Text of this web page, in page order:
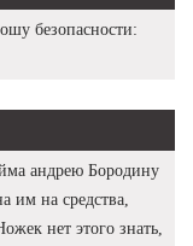
безопасности:
андрею Бородину
им на средства,
нет этого знать,